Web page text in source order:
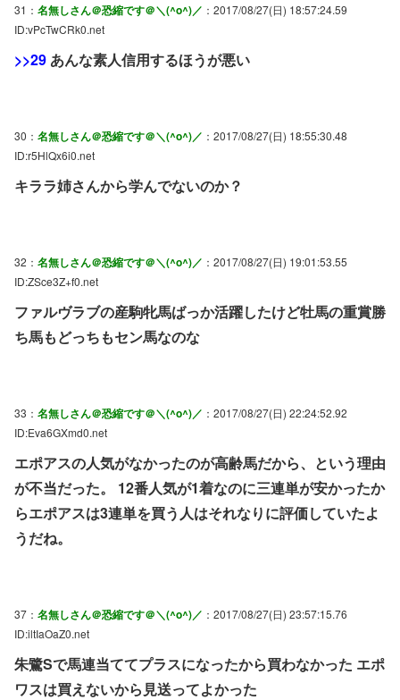
31： 名無しさん＠恐縮です＠＼(^o^)／ ：2017/08/27(日) 18:57:24.59
ID:vPcTwCRk0.net
>>29 あんな素人信用するほうが悪い
30： 名無しさん＠恐縮です＠＼(^o^)／ ：2017/08/27(日) 18:55:30.48
ID:r5HlQx6i0.net
キララ姉さんから学んでないのか？
32： 名無しさん＠恐縮です＠＼(^o^)／ ：2017/08/27(日) 19:01:53.55
ID:ZSce3Z+f0.net
ファルヴラブの産駒牝馬ばっか活躍したけど牡馬の重賞勝
ち馬もどっちもセン馬なのな
33： 名無しさん＠恐縮です＠＼(^o^)／ ：2017/08/27(日) 22:24:52.92
ID:Eva6GXmd0.net
エポアスの人気がなかったのが高齢馬だから、という理由
が不当だった。 12番人気が1着なのに三連単が安かったか
らエポアスは3連単を買う人はそれなりに評価していたよ
うだね。
37： 名無しさん＠恐縮です＠＼(^o^)／ ：2017/08/27(日) 23:57:15.76
ID:iltIaOaZ0.net
朱鷺Sで馬連当ててプラスになったから買わなかった エポ
ワスは買えないから見送ってよかった